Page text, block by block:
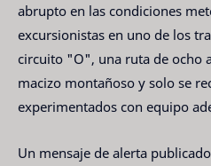
abrupto en las condiciones
excursionistas en uno de los
circuito "O", una ruta de ocho
macizo montañoso y solo se
experimentados con equipo
Un mensaje de alerta